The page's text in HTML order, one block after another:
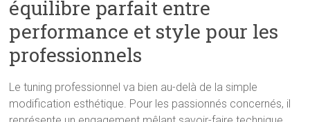
équilibre parfait entre
performance et style pour les
professionnels
Le tuning professionnel va bien au-delà de la simple
modification esthétique. Pour les passionnés concernés, il